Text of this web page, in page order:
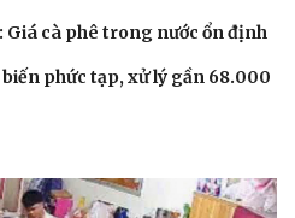
Giá cà phê trong nước ổn định
phức tạp, xử lý gần 68.000